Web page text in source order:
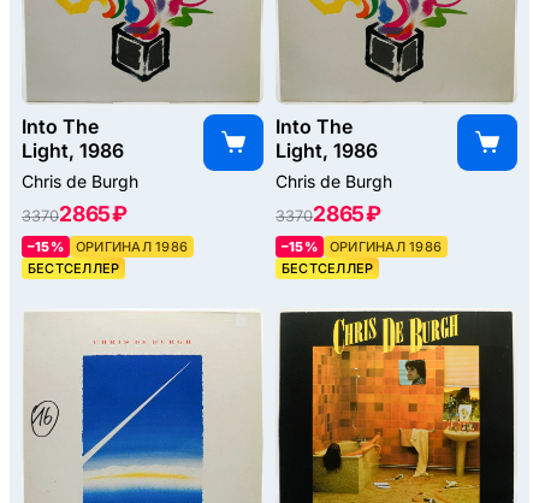
Into The
Light, 1986
Chris de Burgh
33702865 ₽
–15%
ОРИГИНАЛ 1986
БЕСТСЕЛЛЕР
Into The
Light, 1986
Chris de Burgh
33702865 ₽
–15%
ОРИГИНАЛ 1986
БЕСТСЕЛЛЕР